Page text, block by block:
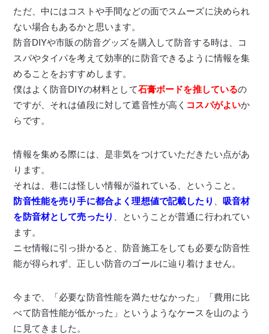
ただ、中にはコストや手間などの面でスムーズに決められ
ない場合もあるかと思います。
防音DIYや市販の防音グッズを購入して防音する時は、コ
スパやタイパを考えて効率的に防音できるように情報を集
めることをおすすめします。
僕はよく防音DIYの材料として石膏ボードを推しているの
ですが、それは値段に対して遮音性が高く コスパがよいか
らです。
情報を集める際には、是非気をつけていただきたい点があ
ります。
それは、巷には怪しい情報が溢れている、ということ。
防音性能を売り手に都合よく理想値で記載したり
吸音材
を防音材として売ったり
、ということが普通に行われてい
ます。
ニセ情報に引っ掛かると、防音施工をしても必要な防音性
能が得られず、正しい防音のゴールに辿り着けません。
今まで、「必要な防音性能を満たせなかった」「費用に比
べて防音性能が低かった」というようなケースを山のよう
に見てきました。